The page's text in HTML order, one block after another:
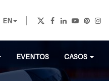
EN
EVENTOS CASOS